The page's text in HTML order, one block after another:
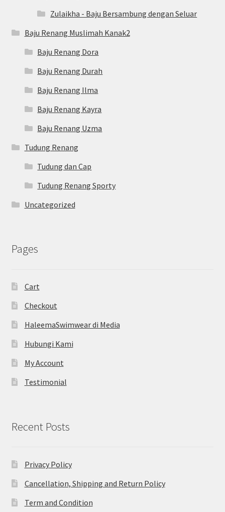
Zulaikha - Baju Bersambung dengan Seluar
Baju Renang Muslimah Kanak2
Baju Renang Dora
Baju Renang Durah
Baju Renang Ilma
Baju Renang Kayra
Baju Renang Uzma
Tudung Renang
Tudung dan Cap
Tudung Renang Sporty
Uncategorized
Pages
Cart
Checkout
HaleemaSwimwear di Media
Hubungi Kami
My Account
Testimonial
Recent Posts
Privacy Policy
Cancellation, Shipping and Return Policy
Term and Condition